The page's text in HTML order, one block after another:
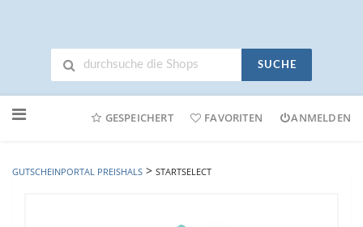
SUCHE
Online-
GESPEICHERT FAVORITEN ANMELDEN
GUTSCHEINPORTAL PREISHALS > STARTSELECT